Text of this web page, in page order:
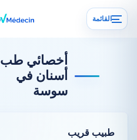
القائمة
أخصائي طب
أسنان في
سوسة
طبيب قريب